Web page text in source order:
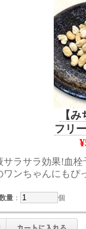
【
フリ
サラサラ効果!血
ワンちゃんにもぴ
量 ： 個